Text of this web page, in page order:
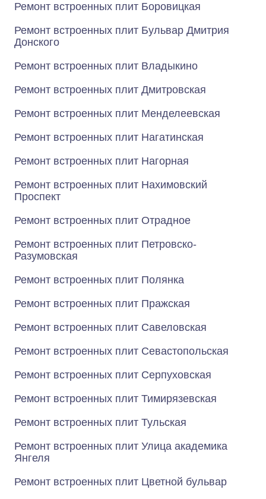
Ремонт встроенных плит Боровицкая
Ремонт встроенных плит Бульвар Дмитрия
Донского
Ремонт встроенных плит Владыкино
Ремонт встроенных плит Дмитровская
Ремонт встроенных плит Менделеевская
Ремонт встроенных плит Нагатинская
Ремонт встроенных плит Нагорная
Ремонт встроенных плит Нахимовский
Проспект
Ремонт встроенных плит Отрадное
Ремонт встроенных плит Петровско-
Разумовская
Ремонт встроенных плит Полянка
Ремонт встроенных плит Пражская
Ремонт встроенных плит Савеловская
Ремонт встроенных плит Севастопольская
Ремонт встроенных плит Серпуховская
Ремонт встроенных плит Тимирязевская
Ремонт встроенных плит Тульская
Ремонт встроенных плит Улица академика
Янгеля
Ремонт встроенных плит Цветной бульвар